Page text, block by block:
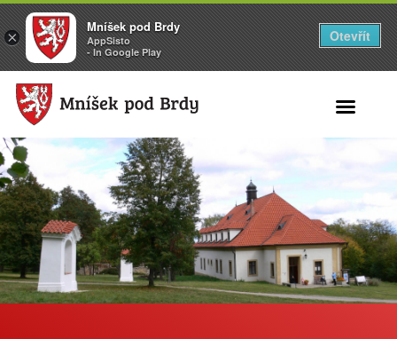
×
Mníšek pod Brdy
AppSisto
- In Google Play
Otevřít